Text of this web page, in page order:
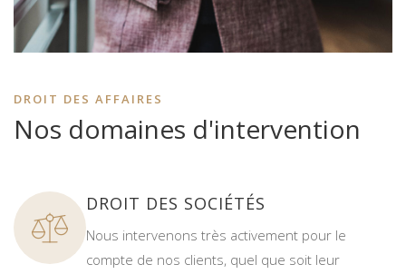
DROIT DES AFFAIRES
Nos domaines d'intervention
DROIT DES SOCIÉTÉS
Nous intervenons très activement pour le
compte de nos clients, quel que soit leur